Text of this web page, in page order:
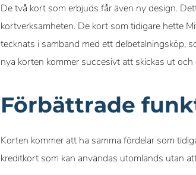
De två kort som erbjuds får även ny design.
kortverksamheten. De kort som tidigare hette
tecknats i samband med ett delbetalningsköp,
nya korten kommer succesivt att skickas ut
Förbättrade
Korten kommer att ha samma fördelar som
kreditkort som kan användas utomlands utan